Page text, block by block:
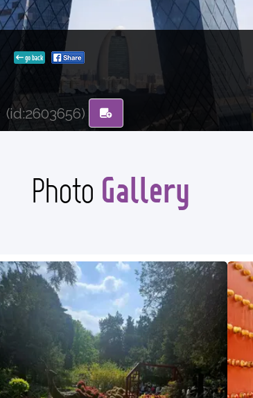
go back
(id:2603656)
Photo Gallery